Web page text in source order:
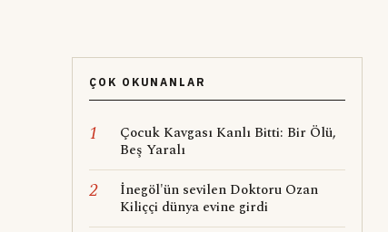
ÇOK OKUNANLAR
1
Çocuk Kavgası Kanlı Bitti: Bir Ölü,
Beş Yaralı
2
İnegöl'ün sevilen Doktoru Ozan
Kiliççi dünya evine girdi